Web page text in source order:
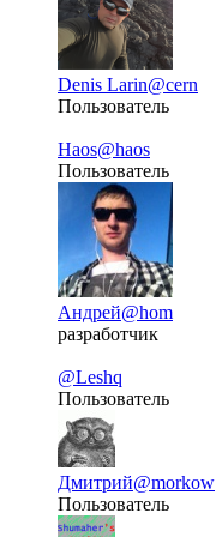
Denis Larin@cern
Пользователь
Haos@haos
Пользователь
Андрей@hom
разработчик
@Leshq
Пользователь
Дмитрий@morkow
Пользователь